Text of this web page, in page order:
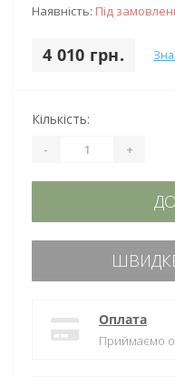
Наявність: Під
4 010 грн.
Кількість:
- +
Оплата
Приймаємо